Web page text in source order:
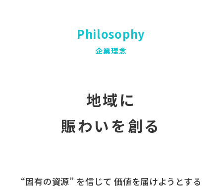
Philosophy
企業理念
地域に
賑わいを創る
“固有の​資源” を​信じて 価値を​届けようとする​